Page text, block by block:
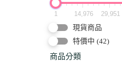
1 14,976 29,951
現貨商品
特價中 (42)
商品分類